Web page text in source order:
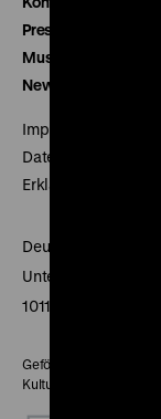
Presse
Museumsverein
Newsletter
Impressum
Datenschutz
Erklärung digitale
Deutsches
Unter den Linden 2
10117 Berlin
Gefördert mit Mitteln
Kultur und Medien